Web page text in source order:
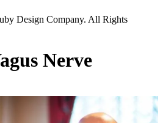
Design Company. All Rights
Nerve